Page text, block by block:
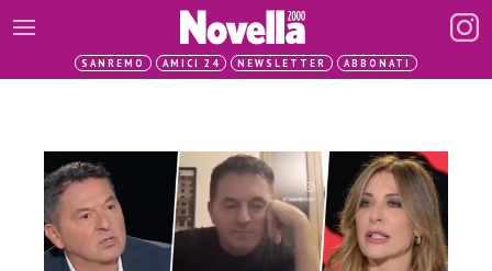
SANREMO AMICI 24 NEWSLETTER ABBONATI